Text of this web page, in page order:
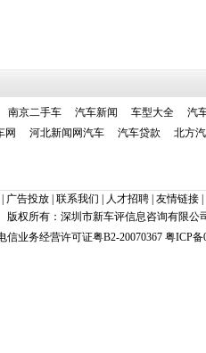
南京二手车 汽车新闻 车型大全
汽
网 河北新闻网汽车 汽车贷款
北方
广告投放 联系我们 人才招聘 友情链接
版权所有：深圳市新车评信息咨询有限公
信业务经营许可证粤B2-20070367 粤ICP备